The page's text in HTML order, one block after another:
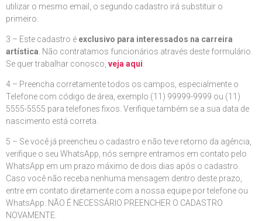
utilizar o mesmo email, o segundo cadastro irá substituir o
primeiro.
3 – Este cadastro é exclusivo para interessados na carreira
artística. Não contratamos funcionários através deste formulário.
Se quer trabalhar conosco, veja aqui.
4 – Preencha corretamente todos os campos, especialmente o
Telefone com código de área, exemplo (11) 99999-9999 ou (11)
5555-5555 para telefones fixos. Verifique também se a sua data de
nascimento está correta.
5 – Se você já preencheu o cadastro e não teve retorno da agência,
verifique o seu WhatsApp, nós sempre entramos em contato pelo
WhatsApp em um prazo máximo de dois dias após o cadastro.
Caso você não receba nenhuma mensagem dentro deste prazo,
entre em contato diretamente com a nossa equipe por telefone ou
WhatsApp. NÃO É NECESSÁRIO PREENCHER O CADASTRO
NOVAMENTE.